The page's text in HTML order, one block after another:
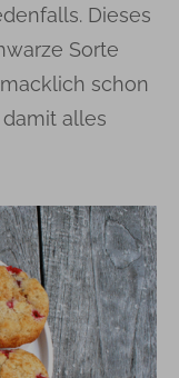
Dieses
Sorte
schon
alles